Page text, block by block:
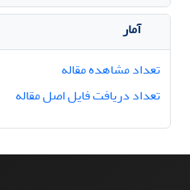
آمار
تعداد مشاهده مقاله
تعداد دریافت فایل اصل مقاله